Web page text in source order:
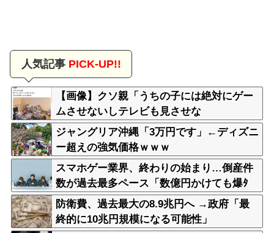
人気記事PICK-UP!!
【画像】クソ親「うちの子には絶対にゲー
ムさせないしテレビも見させな
い！！！！！」
ジャングリア沖縄「3万円です」←ディズニ
ー超えの強気価格ｗｗｗ
スマホゲー業界、終わりの始まり…倒産件
数が過去最多ペース「数億円かけても爆ﾀ
ﾋ」
防衛費、過去最大の8.9兆円へ →政府「最
終的に10兆円規模になる可能性」